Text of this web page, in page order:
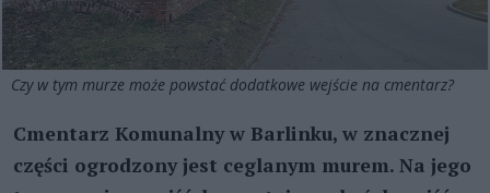
Czy w tym murze może powstać dodatkowe wejście na cmentarz?
Cmentarz Komunalny w Barlinku, w znacznej
części ogrodzony jest ceglanym murem. Na jego